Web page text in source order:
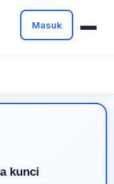
Masuk
kunci
pencocokan